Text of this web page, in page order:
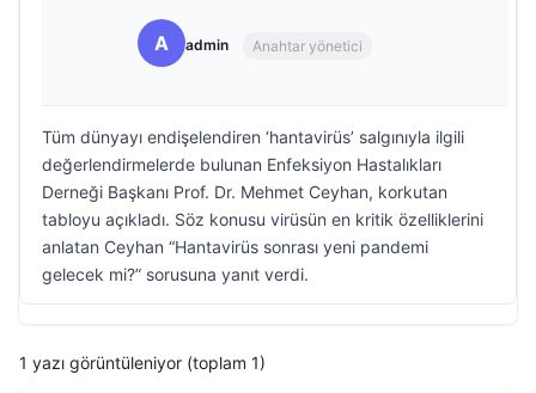
A admin Anahtar yönetici
Tüm dünyayı endişelendiren ‘hantavirüs’ salgınıyla ilgili
değerlendirmelerde bulunan Enfeksiyon Hastalıkları
Derneği Başkanı Prof. Dr. Mehmet Ceyhan, korkutan
tabloyu açıkladı. Söz konusu virüsün en kritik özelliklerini
anlatan Ceyhan “Hantavirüs sonrası yeni pandemi
gelecek mi?” sorusuna yanıt verdi.
1 yazı görüntüleniyor (toplam 1)